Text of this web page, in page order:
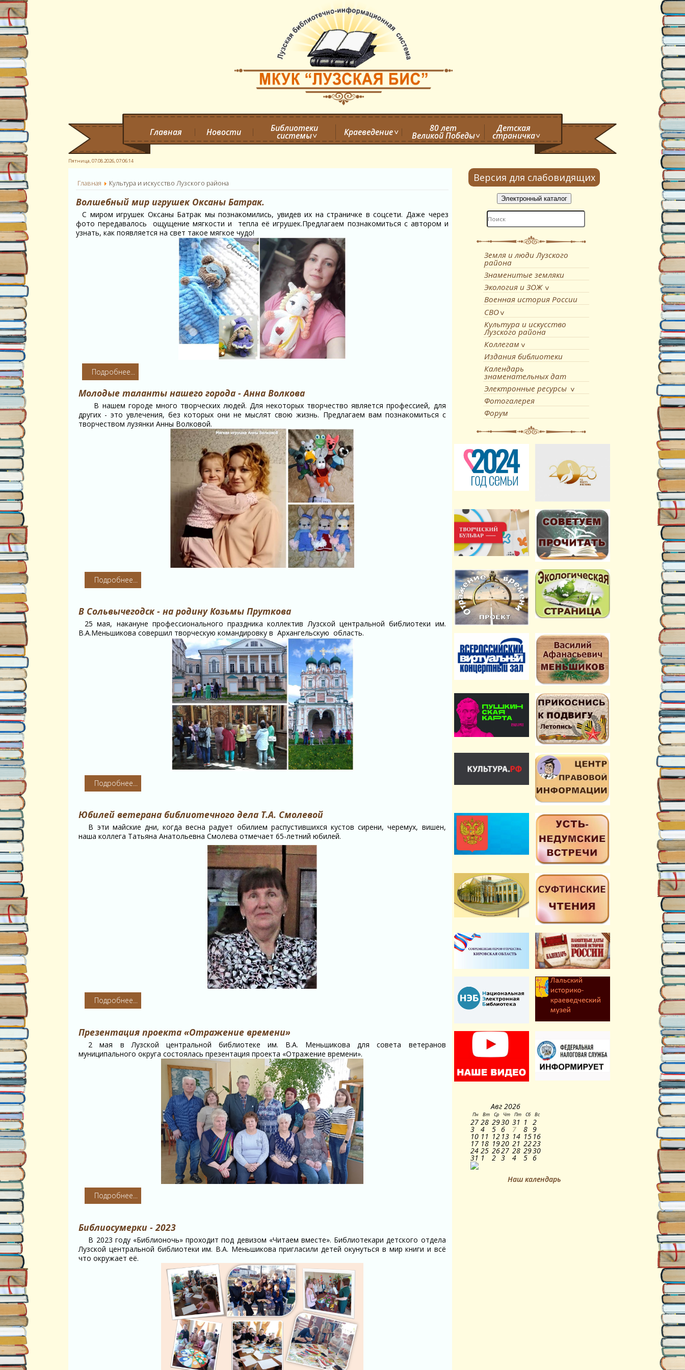
Главная Новости Библиотеки
системы Краеведение 80 лет
Великой Победы
Детская
страничка
Пятница, 07.08.2026,07:06:15
Главная Культура и искусство Лузского района
Волшебный мир игрушек Оксаны Батрак.
С миром игрушек Оксаны Батрак мы познакомились, увидев их на страничке в соцсети. Даже через
фото передавалось ощущение мягкости и тепла её игрушек.Предлагаем познакомиться с автором и
узнать, как появляется на свет такое мягкое чудо!
Подробнее...
Молодые таланты нашего города - Анна Волкова
В нашем городе много творческих людей. Для некоторых творчество является профессией, для
других - это увлечения, без которых они не мыслят свою жизнь. Предлагаем вам познакомиться с
творчеством лузянки Анны Волковой.
Подробнее...
В Сольвычегодск - на родину Козьмы Пруткова
25 мая, накануне профессионального праздника коллектив Лузской центральной библиотеки им.
В.А.Меньшикова совершил творческую командировку в Архангельскую область.
Подробнее...
Юбилей ветерана библиотечного дела Т.А. Смолевой
В эти майские дни, когда весна радует обилием распустившихся кустов сирени, черемух, вишен,
наша коллега Татьяна Анатольевна Смолева отмечает 65-летний юбилей.
Подробнее...
Презентация проекта «Отражение времени»
2 мая в Лузской центральной библиотеке им. В.А. Меньшикова для совета ветеранов
муниципального округа состоялась презентация проекта «Отражение времени».
Подробнее...
Библиосумерки - 2023
В 2023 году «Библионочь» проходит под девизом «Читаем вместе». Библиотекари детского отдела
Лузской центральной библиотеки им. В.А. Меньшикова пригласили детей окунуться в мир книги и всё
что окружает её.
Версия для слабовидящих
Земля и люди Лузского
района
Знаменитые земляки
Экология и ЗОЖ
Военная история России
СВО
Культура и искусство
Лузского района
Коллегам
Издания библиотеки
Календарь
знаменательных дат
Электронные ресурсы
Фотогалерея
Форум
Авг 2026
Пн Вт Ср Чт Пт Сб Вс
27 28 2930 31 1 2
3 4 5 6 7 8 9
10 11 12 13 14 15 16
17 18 1920 21 2223
24 25 2627 28 2930
31 1 2 3 4 5 6
Наш календарь